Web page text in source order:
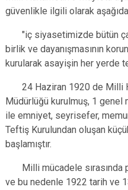
güvenlikle ilgili olarak
"iç siyasetimizde bütün
birlik ve dayanışmasının
kurularak asayişin her yerde
24 Haziran 1920 de Milli
Müdürlüğü kurulmuş, 1 genel
ile emniyet, seyrisefer,
Teftiş Kurulundan oluşan
başlamıştır.
Milli mücadele sırasında
ve bu nedenle 1922 tarih ve